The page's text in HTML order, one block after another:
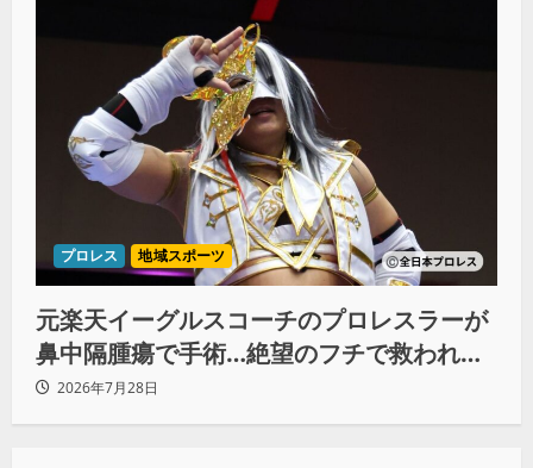
プロレス 地域スポーツ
元楽天イーグルスコーチのプロレスラーが
鼻中隔腫瘍で手術…絶望のフチで救われた
リーダーの言葉
2026年7月28日